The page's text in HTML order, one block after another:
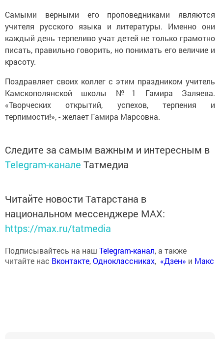
Самыми верными его проповедниками являются
учителя русского языка и литературы. Именно они
каждый день терпеливо учат детей не только грамотно
писать, правильно говорить, но понимать его величие и
красоту.
Поздравляет своих коллег с этим праздником учитель
Камскополянской школы №1 Гамира Заляева.
«Творческих открытий, успехов, терпения и
терпимости!», - желает Гамира Марсовна.
Следите за самым важным и интересным в
Telegram-канале Татмедиа
Читайте новости Татарстана в
национальном мессенджере MАХ:
https://max.ru/tatmedia
Подписывайтесь на наш Telegram-канал, а также
читайте нас Вконтакте,Одноклассниках, «Дзен» и Макс